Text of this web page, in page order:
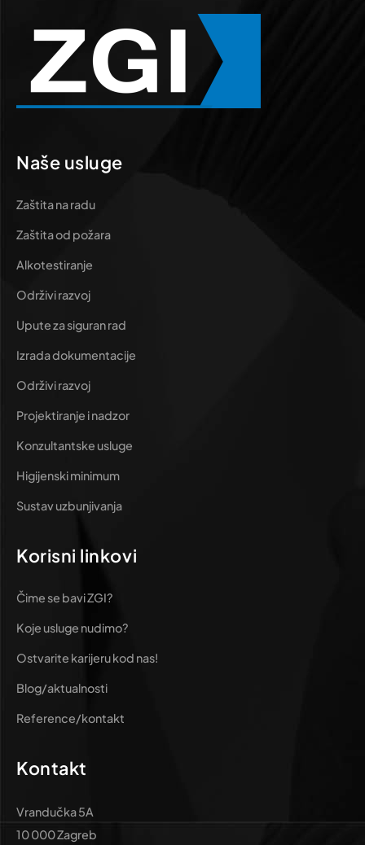
Naše usluge
Zaštita na radu
Zaštita od požara
Alkotestiranje
Održivi razvoj
Upute za siguran rad
Izrada dokumentacije
Održivi razvoj
Projektiranje i nadzor
Konzultantske usluge
Higijenski minimum
Sustav uzbunjivanja
Korisni linkovi
Čime se bavi ZGI?
Koje usluge nudimo?
Ostvarite karijeru kod nas!
Blog/aktualnosti
Reference/kontakt
Kontakt
Vrandučka 5A
10 000 Zagreb